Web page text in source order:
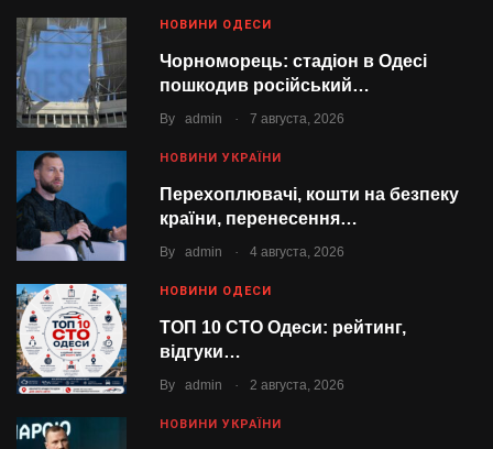
НОВИНИ ОДЕСИ
Чорноморець: стадіон в Одесі
пошкодив російський…
By admin . 7 августа, 2026
НОВИНИ УКРАЇНИ
Перехоплювачі, кошти на безпеку
країни, перенесення…
By admin . 4 августа, 2026
НОВИНИ ОДЕСИ
ТОП 10 СТО Одеси: рейтинг,
відгуки…
By admin . 2 августа, 2026
НОВИНИ УКРАЇНИ